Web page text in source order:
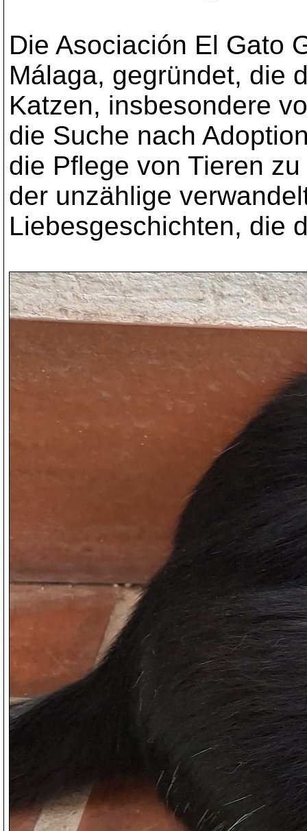
Die Asociación El Gato
Málaga, gegründet, die
Katzen, insbesondere
die Suche nach
die Pflege von Tieren
der unzählige
Liebesgeschichten, die